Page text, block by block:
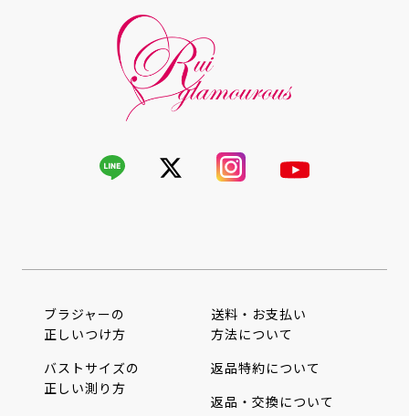
ブラジャーの
正しいつけ方
バストサイズの
正しい測り方
送料・お支払い
方法について
返品特約について
返品・交換について